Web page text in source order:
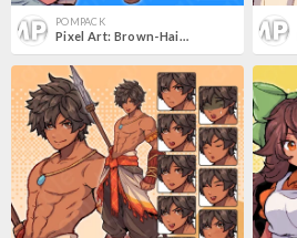
POMPACK
Pixel Art: Brown-Haired Man & Horse - Farmer, Jockey, Stablehand, Rancher, 10+ Faces.